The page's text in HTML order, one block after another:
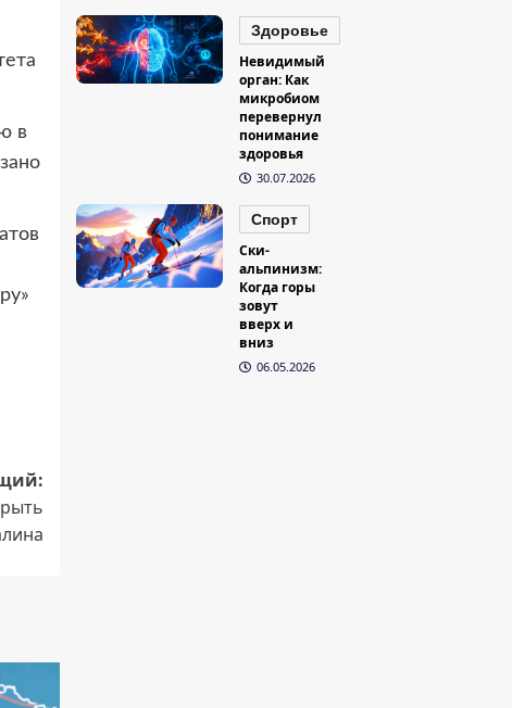
в
Здоровье
Невидимый
орган: Как
микробиом
перевернул
понимание
здоровья
30.07.2026
Спорт
Ски-
альпинизм:
Когда горы
зовут
вверх и
вниз
06.05.2026